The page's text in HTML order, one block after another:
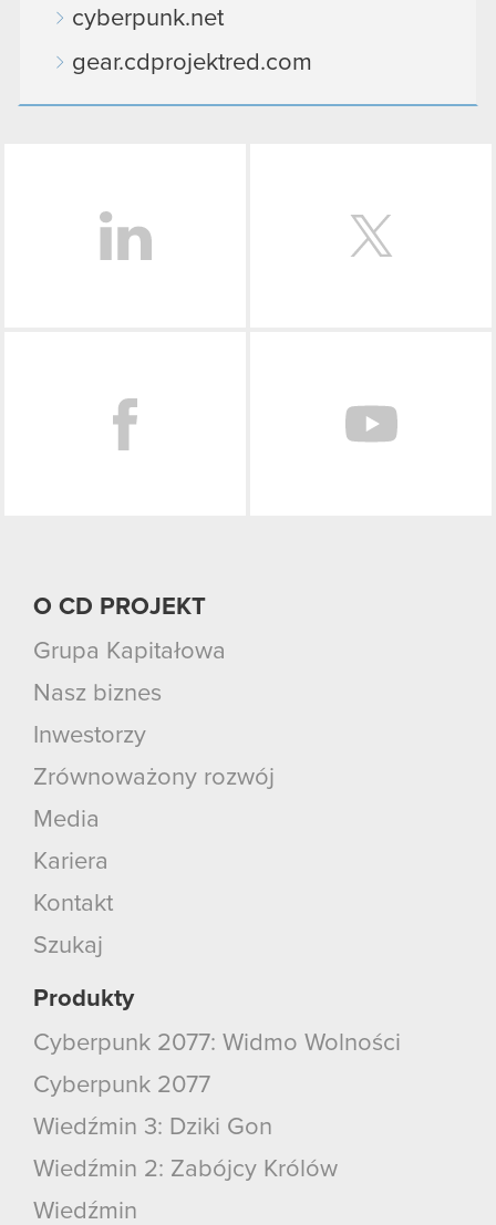
cyberpunk.net
gear.cdprojektred.com
O CD PROJEKT
Grupa Kapitałowa
Nasz biznes
Inwestorzy
Zrównoważony rozwój
Media
Kariera
Kontakt
Szukaj
Produkty
Cyberpunk 2077: Widmo Wolności
Cyberpunk 2077
Wiedźmin 3: Dziki Gon
Wiedźmin 2: Zabójcy Królów
Wiedźmin